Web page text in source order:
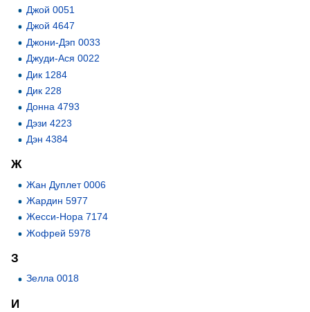
Джой 0051
Джой 4647
Джони-Дэп 0033
Джуди-Ася 0022
Дик 1284
Дик 228
Донна 4793
Дэзи 4223
Дэн 4384
Ж
Жан Дуплет 0006
Жардин 5977
Жесси-Нора 7174
Жофрей 5978
З
Зелла 0018
И